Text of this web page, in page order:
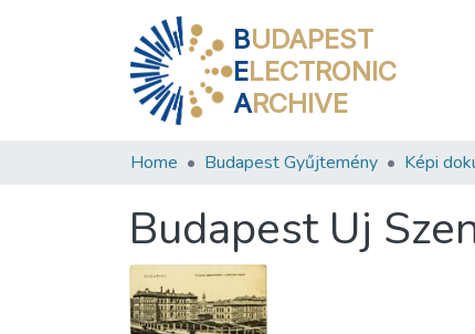
BUDAPEST
ELECTRONIC
ARCHIVE
Home Budapest Gyűjtemény Képi
Budapest Uj